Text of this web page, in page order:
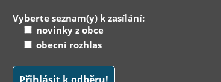
Vyberte seznam(y) k zasílání:
novinky z obce
obecní rozhlas